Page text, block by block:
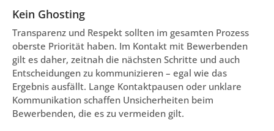
Kein Ghosting
Transparenz und Respekt sollten im gesamten Prozess
oberste Priorität haben. Im Kontakt mit Bewerbenden
gilt es daher, zeitnah die nächsten Schritte und auch
Entscheidungen zu kommunizieren – egal wie das
Ergebnis ausfällt. Lange Kontaktpausen oder unklare
Kommunikation schaffen Unsicherheiten beim
Bewerbenden, die es zu vermeiden gilt.